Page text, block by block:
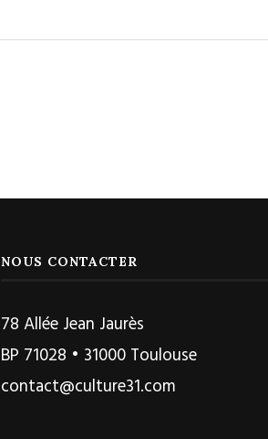
NOUS CONTACTER
78 Allée Jean Jaurès
BP 71028 • 31000 Toulouse
contact@culture31.com